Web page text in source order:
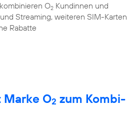
O2 Kundinnen und
Streaming, weiteren SIM-Karten
Rabatte
O2 zum Kombi-